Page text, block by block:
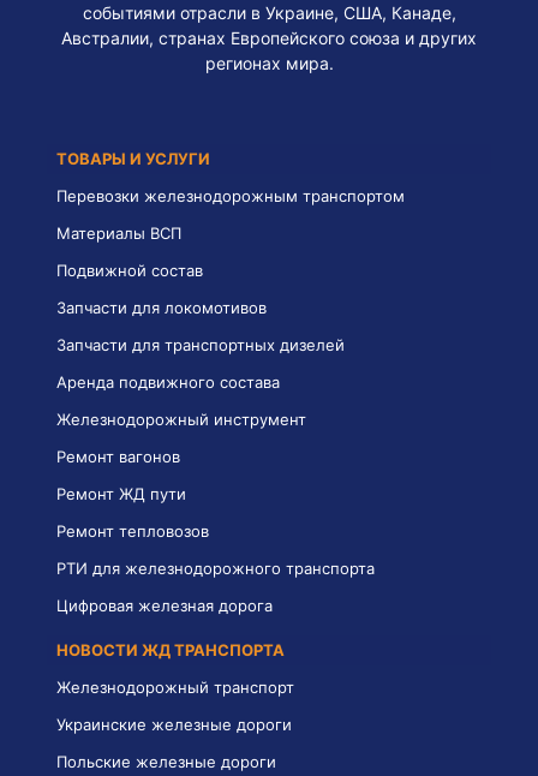
событиями отрасли в Украине, США, Канаде,
Австралии, странах Европейского союза и других
регионах мира.
ТОВАРЫ И УСЛУГИ
Перевозки железнодорожным транспортом
Материалы ВСП
Подвижной состав
Запчасти для локомотивов
Запчасти для транспортных дизелей
Аренда подвижного состава
Железнодорожный инструмент
Ремонт вагонов
Ремонт ЖД пути
Ремонт тепловозов
РТИ для железнодорожного транспорта
Цифровая железная дорога
НОВОСТИ ЖД ТРАНСПОРТА
Железнодорожный транспорт
Украинские железные дороги
Польские железные дороги